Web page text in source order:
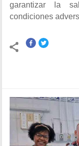
garantizar la
condiciones